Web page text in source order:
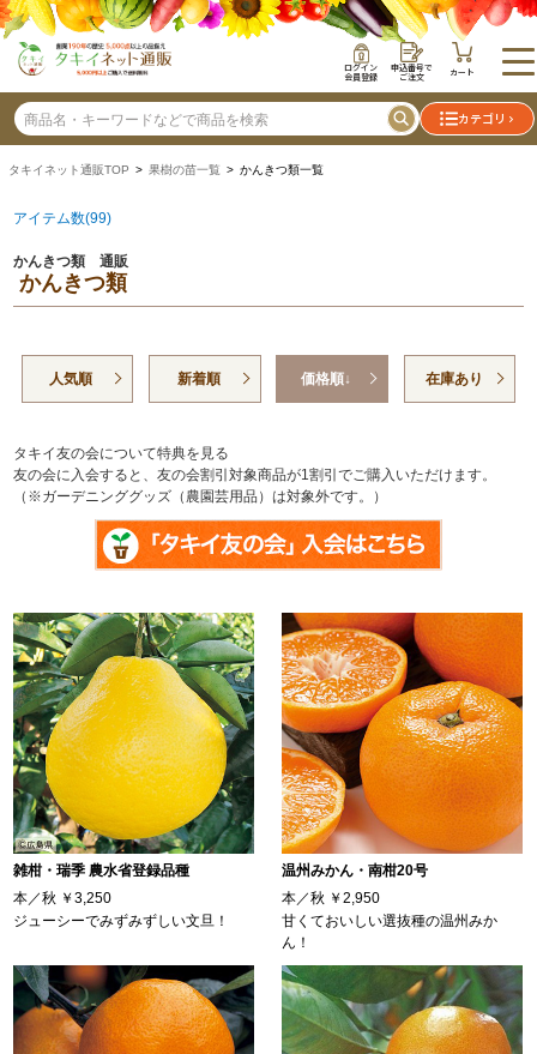
ログイン
会員登録
申込番号で
ご注文 カート
カテゴリ
タキイネット通販TOP > 果樹の苗一覧 > かんきつ類一覧
アイテム数(99)
かんきつ類 通販
かんきつ類
人気順 新着順 価格順↓ 在庫あり
タキイ友の会について特典を見る
友の会に入会すると、友の会割引対象商品が1割引でご購入いただけます。
（※ガーデニンググッズ（農園芸用品）は対象外です。）
雑柑・瑞季 農水省登録品種
本／秋 ￥3,250
ジューシーでみずみずしい文旦！
温州みかん・南柑20号
本／秋 ￥2,950
甘くておいしい選抜種の温州みか
ん！